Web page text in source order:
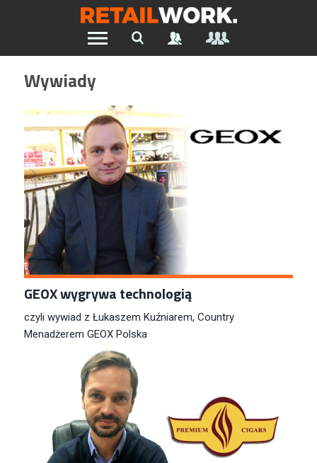
Znajdź pracę w branży Retail &
Ecommerce
Szukaj oferty pracy:
Chcesz być na bieżąco z najnowszymi ofertami w branży.
Załóż konto
Wywiady
GEOX wygrywa technologią
czyli wywiad z Łukaszem Kuźniarem, Country
Menadżerem GEOX Polska